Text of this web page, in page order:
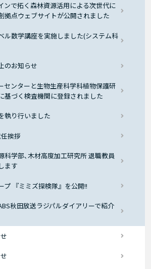
ンで拓く森林資源活用による次世代に
拠点ウェブサイトが公開されました
ル数学講座を実施しました(システム科
のお知らせ
センターと生物生産科学科植物保護研
基づく検査機関に登録されました
執り行いました
挨拶
科学部､木材高度加工研究所 退職教員
ます
プ 『ミミズ探検隊』を公開!!
秋田放送ラジパルダイアリーで紹介